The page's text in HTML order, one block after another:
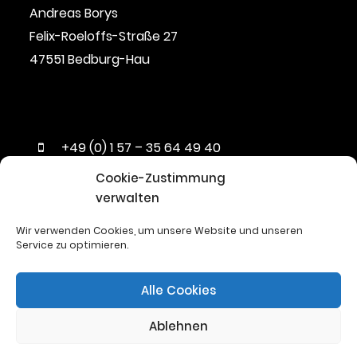
Cookie-Zustimmung
verwalten
Wir verwenden Cookies, um unsere Website und unseren
Service zu optimieren.
Alle Cookies
Ablehnen
Andreas Borys
Felix-Roeloffs-Straße 27
47551 Bedburg-Hau
+49 (0) 1 57 – 35 64 49 40
info@borys-mediadesign.de